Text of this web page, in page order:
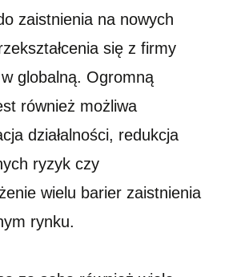
zaistnienia na nowych
się z firmy
globalną. Ogromną
również możliwa
działalności, redukcja
ryzyk czy
wielu barier zaistnienia
rynku.